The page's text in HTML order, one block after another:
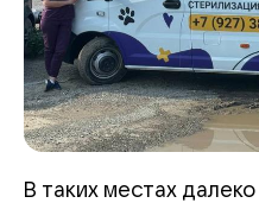
В таких местах